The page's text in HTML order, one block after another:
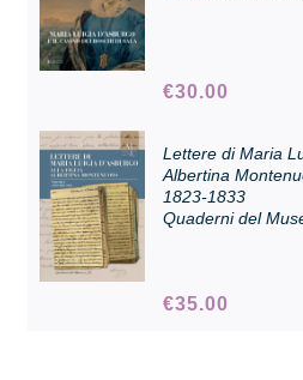
Pubblicazioni
Contatti e biglietti
Accessibilità
€30.00
Lettere di Maria
Albertina
1823-1833
Quaderni del
€35.00